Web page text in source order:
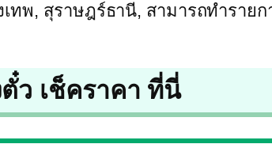
พ, สุราษฎร์ธานี, สามารถทำราย
ว เช็คราคา ที่นี่